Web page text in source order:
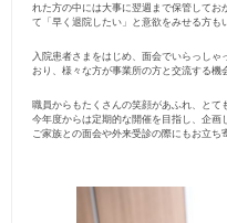
れた方の中には大事に翌週まで保管してお
て「早く退院したい」と意欲をみせる方も
入院患者さまをはじめ、面会でいらっし
おり、様々な方が事業所の方と交流する機
職員からもたくさんの笑顔があふれ、とて
今年度からは定期的な開催を目指し、企画
ご家族との面会や外来受診の際にもお立ち